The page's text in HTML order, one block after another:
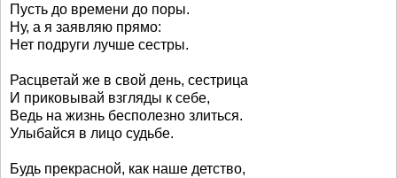
Пусть до времени до поры.
Ну, а я заявляю прямо:
Нет подруги лучше сестры.
Расцветай же в свой день, сестрица
И приковывай взгляды к себе,
Ведь на жизнь бесполезно злиться.
Улыбайся в лицо судьбе.
Будь прекрасной, как наше детство,